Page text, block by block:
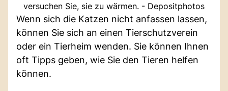
versuchen Sie, sie zu wärmen. - Depositphotos
Wenn sich die Katzen nicht anfassen lassen,
können Sie sich an einen Tierschutzverein
oder ein Tierheim wenden. Sie können Ihnen
oft Tipps geben, wie Sie den Tieren helfen
können.